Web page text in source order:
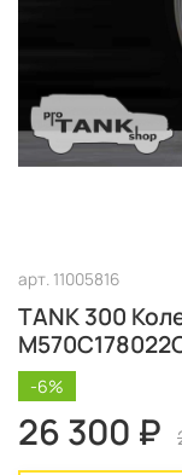
арт. 11005816
TANK 300
-6%
26 300 ₽